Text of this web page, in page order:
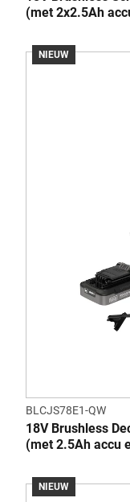
(met 2x2.5Ah
NIEUW
BLCJS78E1-QW
18V Brushless
(met 2.5Ah accu
NIEUW